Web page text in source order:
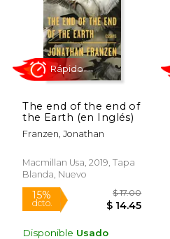
15%
dcto.
$ 20.00
$ 17.00
The end of the end of
the Earth (en Inglés)
Franzen, Jonathan
Macmillan Usa, 2019, Tapa
Blanda, Nuevo
Disponible Usado